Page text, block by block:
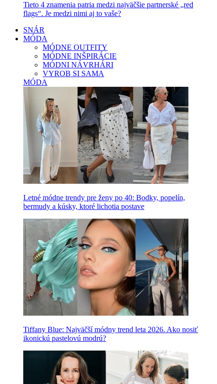
Tieto 4 znamenia patria medzi najväčšie partnerské „red
flags“. Je medzi nimi aj to vaše?
SNÁR
MÓDA
MÓDNE OUTFITY
MÓDNE INŠPIRÁCIE
MÓDNI NÁVRHÁRI
VYROB SI SAMA
MÓDA
Letné módne trendy pre ženy po 40: Bodky, popelín,
bermudy a kúsky, ktoré lichotia postave
Tiffany Blue: Najväčší módny trend leta 2026. Ako nosiť
ikonickú pastelovú modrú?